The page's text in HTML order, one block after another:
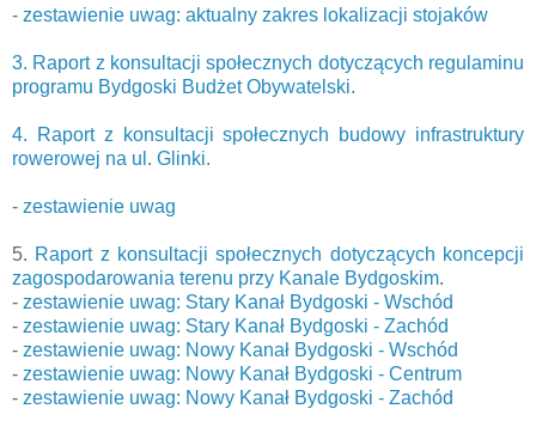
- zestawienie uwag: aktualny zakres lokalizacji stojaków
3. Raport z konsultacji społecznych dotyczących regulaminu
programu Bydgoski Budżet Obywatelski.
4. Raport z konsultacji społecznych budowy infrastruktury
rowerowej na ul. Glinki.
- zestawienie uwag
5. Raport z konsultacji społecznych dotyczących koncepcji
zagospodarowania terenu przy Kanale Bydgoskim.
- zestawienie uwag: Stary Kanał Bydgoski - Wschód
- zestawienie uwag: Stary Kanał Bydgoski - Zachód
- zestawienie uwag: Nowy Kanał Bydgoski - Wschód
- zestawienie uwag: Nowy Kanał Bydgoski - Centrum
- zestawienie uwag: Nowy Kanał Bydgoski - Zachód